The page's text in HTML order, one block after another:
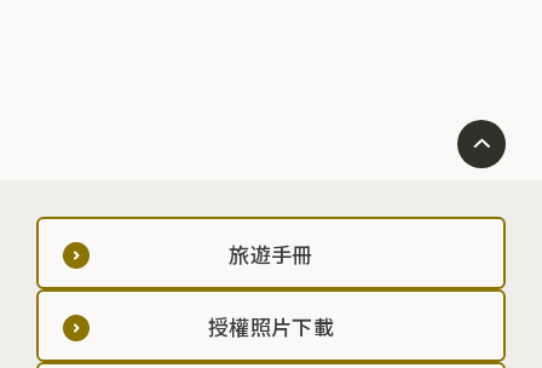
旅遊手冊
授權照片下載